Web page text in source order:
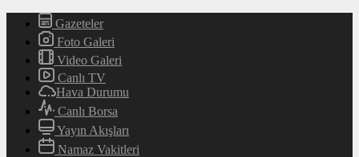
Gazeteler
Foto Galeri
Video Galeri
Canlı TV
Hava Durumu
Canlı Borsa
Yayın Akışları
Namaz Vakitleri